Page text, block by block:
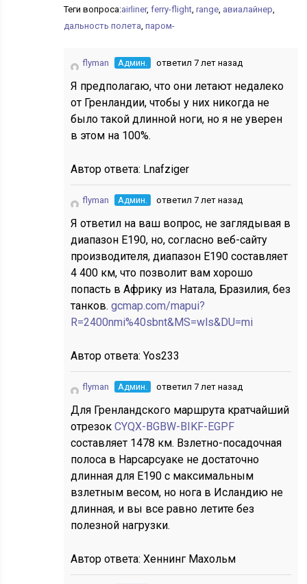
Теги вопроса:airliner,ferry-flight,range, авиалайнер,
дальность полета,паром-
flyman Админ. ответил 7 лет назад
Я предполагаю, что они летают недалеко
от Гренландии, чтобы у них никогда не
было такой длинной ноги, но я не уверен
в этом на 100%.
Автор ответа: Lnafziger
flyman Админ. ответил 7 лет назад
Я ответил на ваш вопрос, не заглядывая в
диапазон E190, но, согласно веб-сайту
производителя, диапазон E190 составляет
4 400 км, что позволит вам хорошо
попасть в Африку из Натала, Бразилия, без
танков.gcmap.com/mapui?
R=2400nmi%40sbnt&MS=wls&DU=mi
Автор ответа:Yos233
flyman Админ. ответил 7 лет назад
Для Гренландского маршрута кратчайший
отрезокCYQX-BGBW-BIKF-EGPF
составляет 1478 км. Взлетно-посадочная
полоса в Нарсарсуаке не достаточно
длинная для E190 с максимальным
взлетным весом, но нога в Исландию не
длинная, и вы все равно летите без
полезной нагрузки.
Автор ответа:Хеннинг Махольм